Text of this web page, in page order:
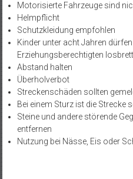
Motorisierte Fahrzeuge sind
Helmpflicht
Schutzkleidung empfohlen
Kinder unter acht Jahren
Erziehungsberechtigten
Abstand halten
Überholverbot
Streckenschäden sollten
Bei einem Sturz ist die Strecke
Steine und andere störende
entfernen
Nutzung bei Nässe, Eis oder